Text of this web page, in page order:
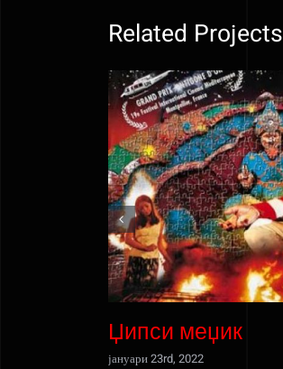
Related Projects
Џипси меџик
јануари 23rd, 2022